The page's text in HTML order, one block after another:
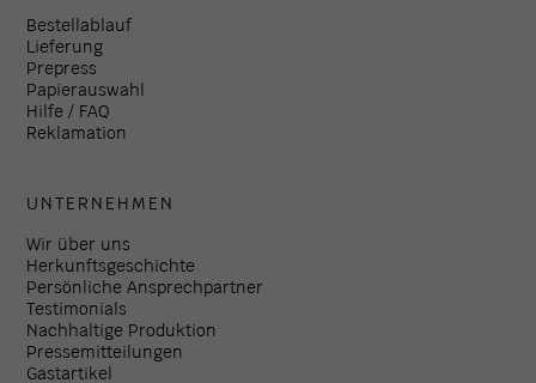
Bestellablauf
Lieferung
Prepress
Papierauswahl
Hilfe / FAQ
Reklamation
UNTERNEHMEN
Wir über uns
Herkunftsgeschichte
Persönliche Ansprechpartner
Testimonials
Nachhaltige Produktion
Pressemitteilungen
Gastartikel